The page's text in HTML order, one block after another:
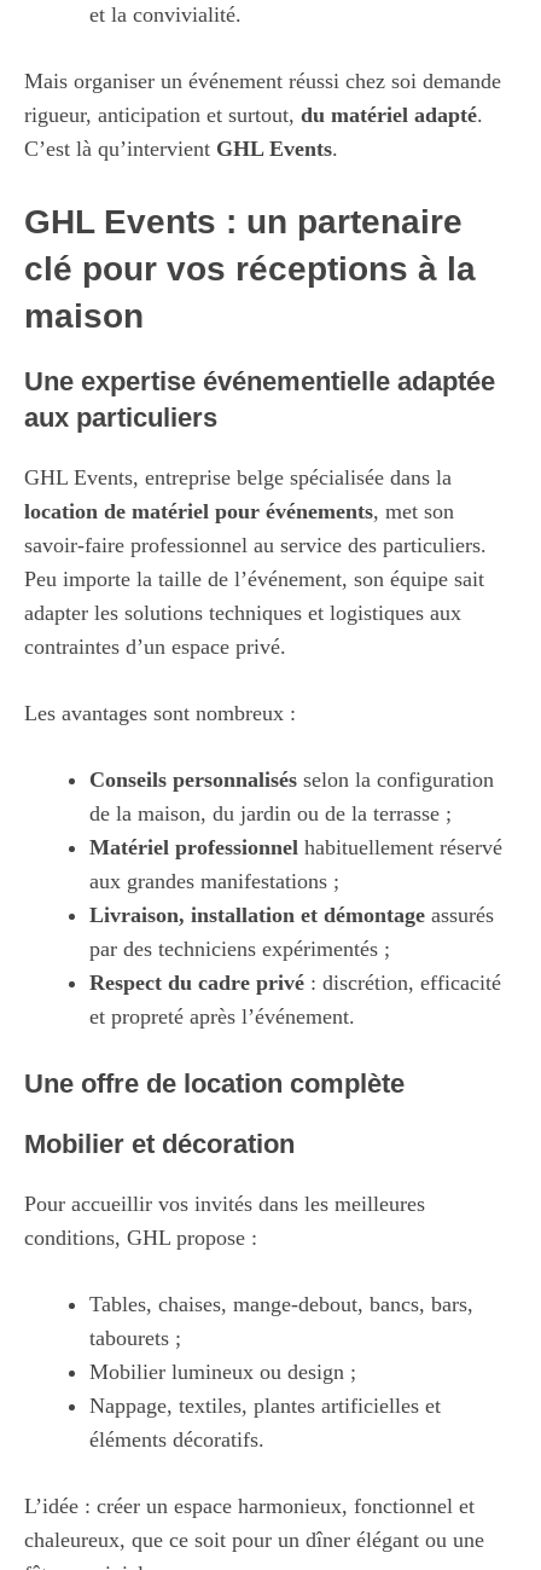
et la convivialité.
Mais organiser un événement réussi chez soi demande
rigueur, anticipation et surtout, du matériel adapté.
C’est là qu’intervient GHL Events.
GHL Events : un partenaire
clé pour vos réceptions à la
maison
Une expertise événementielle adaptée
aux particuliers
GHL Events, entreprise belge spécialisée dans la
location de matériel pour événements, met son
savoir-faire professionnel au service des particuliers.
Peu importe la taille de l’événement, son équipe sait
adapter les solutions techniques et logistiques aux
contraintes d’un espace privé.
Les avantages sont nombreux :
Conseils personnalisés selon la configuration
de la maison, du jardin ou de la terrasse ;
Matériel professionnel habituellement réservé
aux grandes manifestations ;
Livraison, installation et démontage assurés
par des techniciens expérimentés ;
Respect du cadre privé : discrétion, efficacité
et propreté après l’événement.
Une offre de location complète
Mobilier et décoration
Pour accueillir vos invités dans les meilleures
conditions, GHL propose :
Tables, chaises, mange-debout, bancs, bars,
tabourets ;
Mobilier lumineux ou design ;
Nappage, textiles, plantes artificielles et
éléments décoratifs.
L’idée : créer un espace harmonieux, fonctionnel et
chaleureux, que ce soit pour un dîner élégant ou une